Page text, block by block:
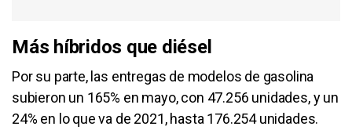
Más híbridos que diésel
Por su parte, las entregas de modelos de gasolina
subieron un 165% en mayo, con 47.256 unidades, y un
24% en lo que va de 2021, hasta 176.254 unidades.